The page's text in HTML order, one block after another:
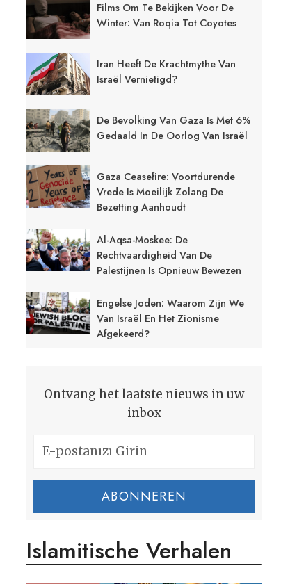
Films Om Te Bekijken Voor De
Winter: Van Roqia Tot Coyotes
Iran Heeft De Krachtmythe Van
Israël Vernietigd?
De Bevolking Van Gaza Is Met 6%
Gedaald In De Oorlog Van Israël
Gaza Ceasefire: Voortdurende
Vrede Is Moeilijk Zolang De
Bezetting Aanhoudt
Al-Aqsa-Moskee: De
Rechtvaardigheid Van De
Palestijnen Is Opnieuw Bewezen
Engelse Joden: Waarom Zijn We
Van Israël En Het Zionisme
Afgekeerd?
Ontvang het laatste nieuws in uw
inbox
ABONNEREN
Islamitische Verhalen